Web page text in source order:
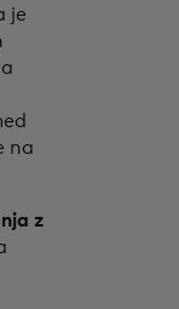
je
na
z